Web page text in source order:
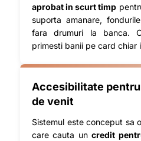
aprobat in scurt timp
suporta amanare,
fara drumuri la banca.
primesti banii pe card chiar
Accesibilitate
de venit
Sistemul este conceput sa
care cauta uncredit